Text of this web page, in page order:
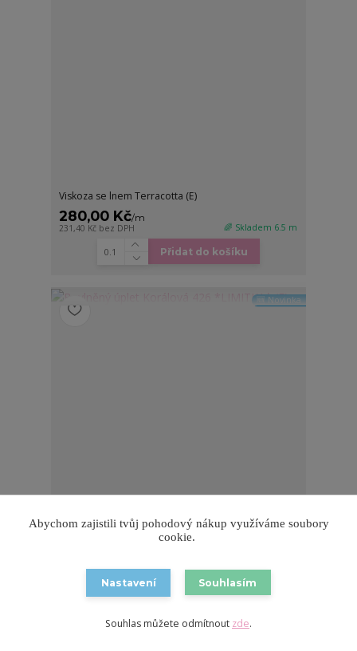
Viskoza se lnem Terracotta (E)
280,00 Kč/m
231,40 Kč bez DPH 🌈 Skladem 6.5 m
Přidat do košíku
🆕 Novinka
Bavlněný úplet Korálová 426 *LIMITKA* (E)
Přidat do košíku
Abychom zajistili tvůj pohodový nákup využíváme soubory
cookie.
Nastavení Souhlasím
Souhlas můžete odmítnout zde.